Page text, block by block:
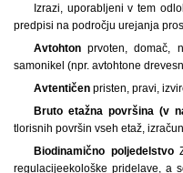
Izrazi, uporabljeni v tem
predpisi na področju urejanja
Avtohtonprvoten, domač,
samonikel (npr. avtohtone
Avtentičen pristen, pravi,
Bruto etažna površina (v
tlorisnih površin vseh etaž,
Biodinamično poljedelstvo
regulacijeekološke pridelave, a